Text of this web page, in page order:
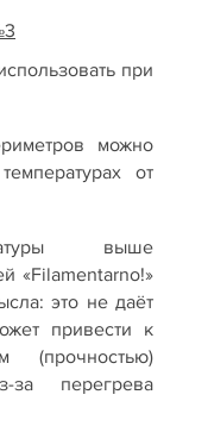
при
можно
от
выше
«Filamentarno!»
это не даёт
привести к
(прочностью)
за перегрева